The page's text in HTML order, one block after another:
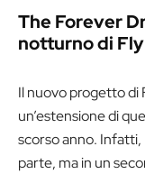
The Forever
notturno di
Il nuovo progetto di
un’estensione di
scorso anno.
parte, ma in un